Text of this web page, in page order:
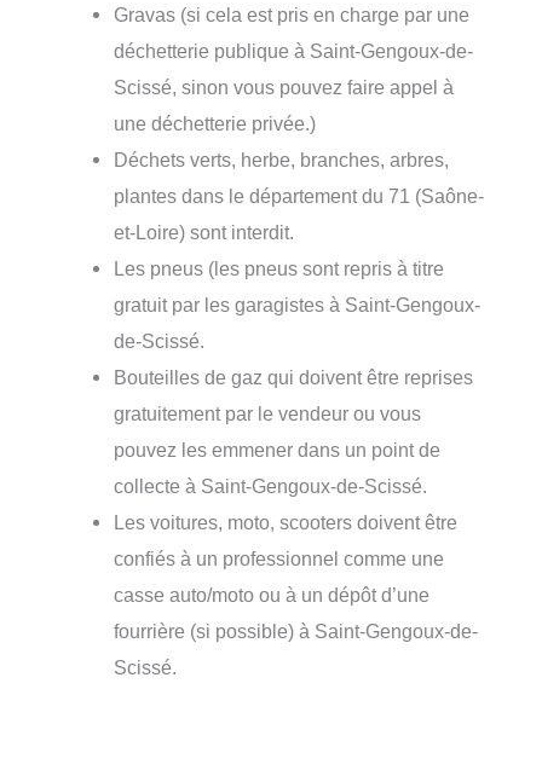
Gravas (si cela est pris en charge par une
déchetterie publique à Saint-Gengoux-de-
Scissé, sinon vous pouvez faire appel à
une déchetterie privée.)
Déchets verts, herbe, branches, arbres,
plantes dans le département du 71 (Saône-
et-Loire) sont interdit.
Les pneus (les pneus sont repris à titre
gratuit par les garagistes à Saint-Gengoux-
de-Scissé.
Bouteilles de gaz qui doivent être reprises
gratuitement par le vendeur ou vous
pouvez les emmener dans un point de
collecte à Saint-Gengoux-de-Scissé.
Les voitures, moto, scooters doivent être
confiés à un professionnel comme une
casse auto/moto ou à un dépôt d’une
fourrière (si possible) à Saint-Gengoux-de-
Scissé.